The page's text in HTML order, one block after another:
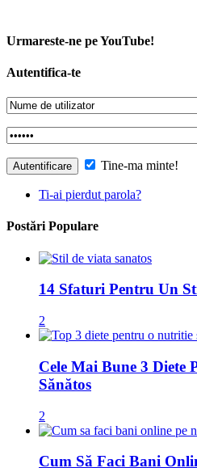
Urmareste-ne pe YouTube!
Autentifica-te
Tine-ma minte!
Ti-ai pierdut parola?
Postări Populare
14 Sfaturi Pentru Un
2
Cele Mai Bune 3 Diete
Sănătos
2
Cum Să Faci Bani